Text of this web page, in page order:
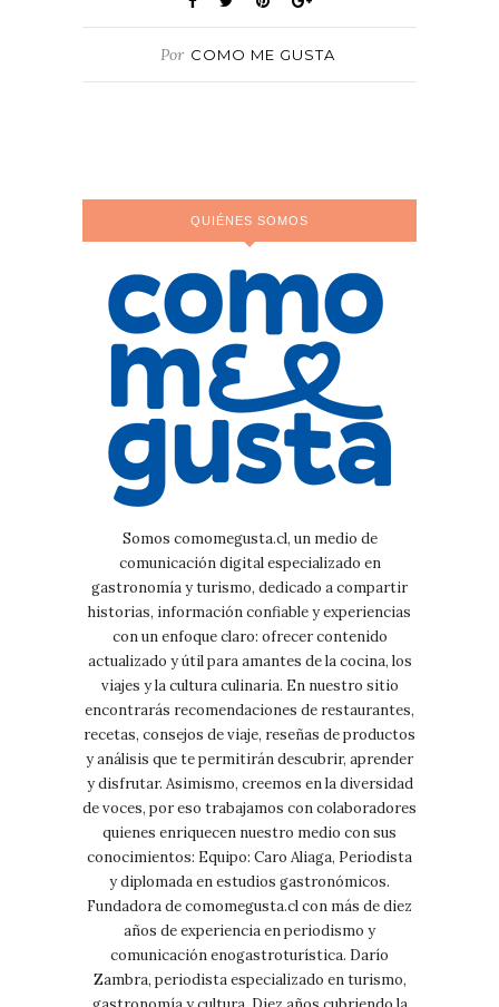
Por COMO ME GUSTA
QUIÉNES SOMOS
Somos comomegusta.cl, un medio de
comunicación digital especializado en
gastronomía y turismo, dedicado a compartir
historias, información confiable y experiencias
con un enfoque claro: ofrecer contenido
actualizado y útil para amantes de la cocina, los
viajes y la cultura culinaria. En nuestro sitio
encontrarás recomendaciones de restaurantes,
recetas, consejos de viaje, reseñas de productos
y análisis que te permitirán descubrir, aprender
y disfrutar. Asimismo, creemos en la diversidad
de voces, por eso trabajamos con colaboradores
quienes enriquecen nuestro medio con sus
conocimientos: Equipo: Caro Aliaga, Periodista
y diplomada en estudios gastronómicos.
Fundadora de comomegusta.cl con más de diez
años de experiencia en periodismo y
comunicación enogastroturística. Darío
Zambra, periodista especializado en turismo,